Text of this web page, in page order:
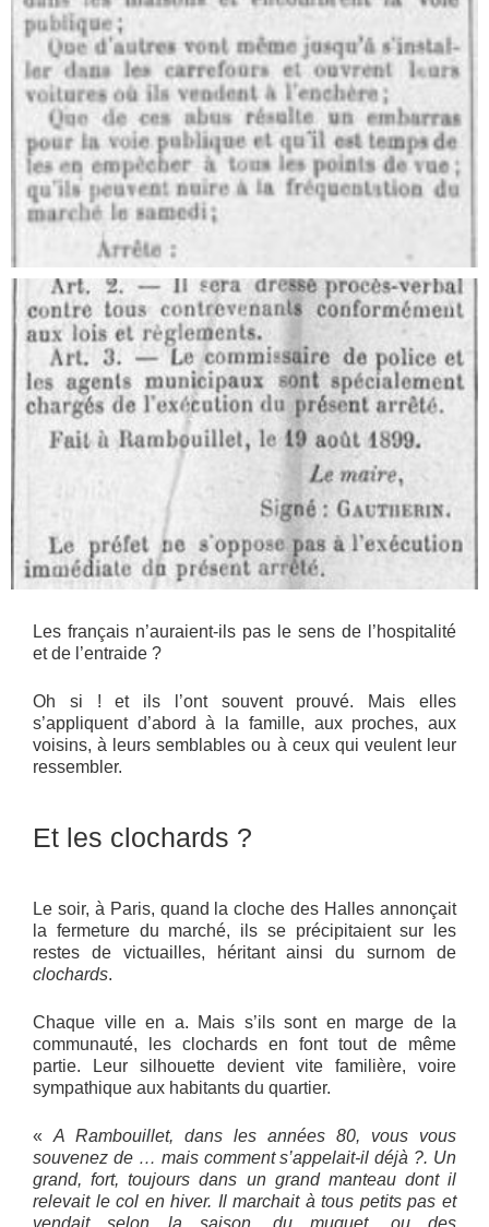
Les français n’auraient-ils pas le sens de l’hospitalité
et de l’entraide ?
Oh si ! et ils l’ont souvent prouvé. Mais elles
s’appliquent d’abord à la famille, aux proches, aux
voisins, à leurs semblables ou à ceux qui veulent leur
ressembler.
Et les clochards ?
Le soir, à Paris, quand la cloche des Halles annonçait
la fermeture du marché, ils se précipitaient sur les
restes de victuailles, héritant ainsi du surnom de
clochards.
Chaque ville en a. Mais s’ils sont en marge de la
communauté, les clochards en font tout de même
partie. Leur silhouette devient vite familière, voire
sympathique aux habitants du quartier.
« A Rambouillet, dans les années 80, vous vous
souvenez de … mais comment s’appelait-il déjà ?. Un
grand, fort, toujours dans un grand manteau dont il
relevait le col en hiver. Il marchait à tous petits pas et
vendait selon la saison, du muguet, ou des